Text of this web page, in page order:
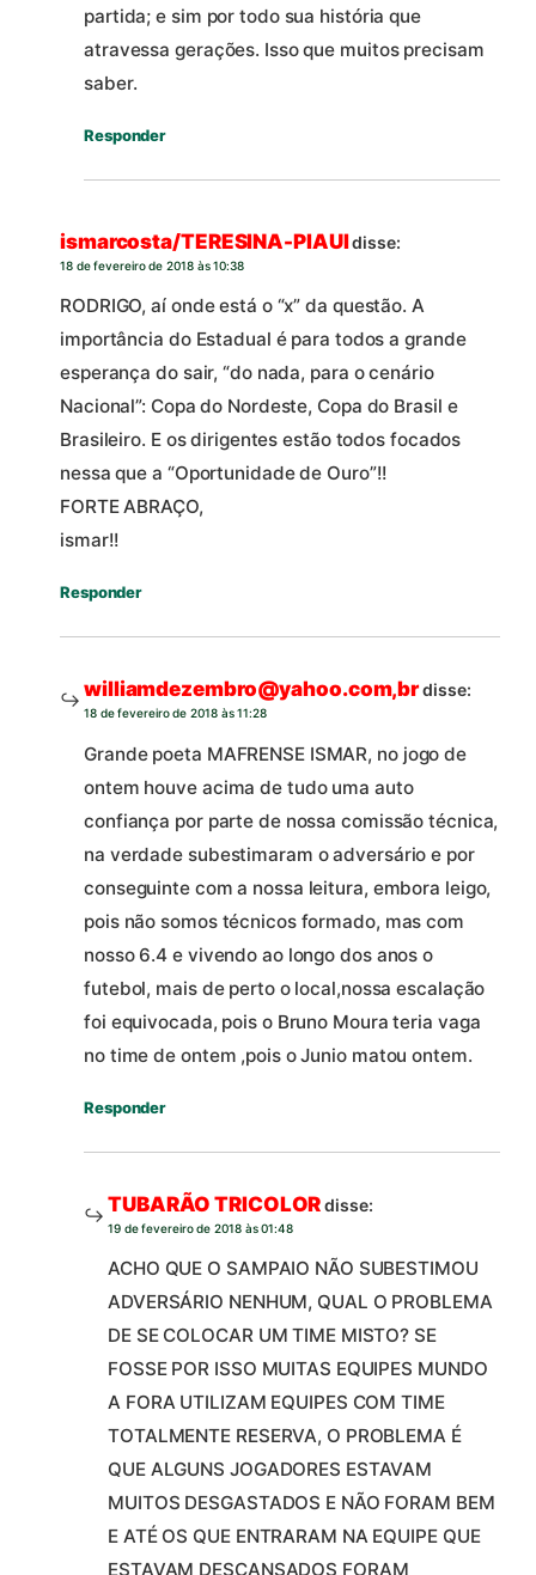
partida; e sim por todo sua história que
atravessa gerações. Isso que muitos precisam
saber.
Responder
ismarcosta/TERESINA-PIAUIdisse:
18 de fevereiro de 2018 às 10:38
RODRIGO, aí onde está o “x” da questão. A
importância do Estadual é para todos a grande
esperança do sair, “do nada, para o cenário
Nacional”: Copa do Nordeste, Copa do Brasil e
Brasileiro. E os dirigentes estão todos focados
nessa que a “Oportunidade de Ouro”!!
FORTE ABRAÇO,
ismar!!
Responder
williamdezembro@yahoo.com,brdisse:
18 de fevereiro de 2018 às 11:28
Grande poeta MAFRENSE ISMAR, no jogo de
ontem houve acima de tudo uma auto
confiança por parte de nossa comissão técnica,
na verdade subestimaram o adversário e por
conseguinte com a nossa leitura, embora leigo,
pois não somos técnicos formado, mas com
nosso 6.4 e vivendo ao longo dos anos o
futebol, mais de perto o local,nossa escalação
foi equivocada, pois o Bruno Moura teria vaga
no time de ontem ,pois o Junio matou ontem.
Responder
TUBARÃO TRICOLORdisse:
19 de fevereiro de 2018 às 01:48
ACHO QUE O SAMPAIO NÃO SUBESTIMOU
ADVERSÁRIO NENHUM, QUAL O PROBLEMA
DE SE COLOCAR UM TIME MISTO? SE
FOSSE POR ISSO MUITAS EQUIPES MUNDO
A FORA UTILIZAM EQUIPES COM TIME
TOTALMENTE RESERVA, O PROBLEMA É
QUE ALGUNS JOGADORES ESTAVAM
MUITOS DESGASTADOS E NÃO FORAM BEM
E ATÉ OS QUE ENTRARAM NA EQUIPE QUE
ESTAVAM DESCANSADOS FORAM